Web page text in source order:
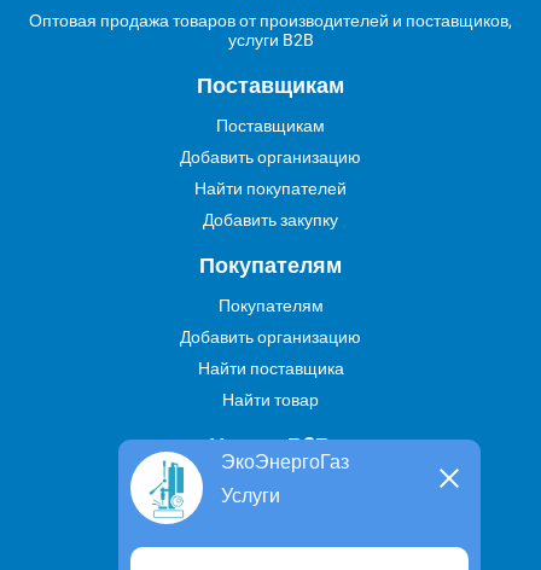
ЭкоЭнергоГаз
Услуги
Оптовая продажа товаров от производителей и поставщиков,
услуги B2B
Поставщикам
Поставщикам
Добавить организацию
Найти покупателей
Добавить закупку
Покупателям
Покупателям
Добавить организацию
Найти поставщика
Найти товар
Услуги В2В
Найти услугу
Предложить свою услугу
Дропшиппинг